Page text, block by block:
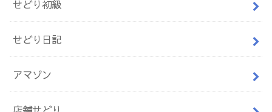
せどり初級
せどり日記
アマゾン